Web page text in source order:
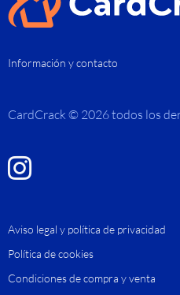
Información y contacto
CardCrack © 2026 todos los
Aviso legal y política de privacidad
Política de cookies
Condiciones de compra y venta